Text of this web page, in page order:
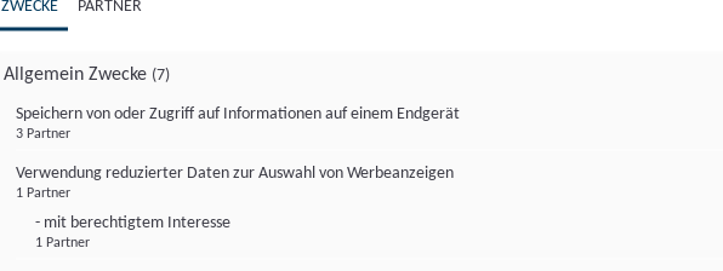
ZWECKE PARTNER
Allgemein Zwecke (7)
Speichern von oder Zugriff auf Informationen auf einem Endgerät
3 Partner
Verwendung reduzierter Daten zur Auswahl von Werbeanzeigen
1 Partner
- mit berechtigtem Interesse
1 Partner